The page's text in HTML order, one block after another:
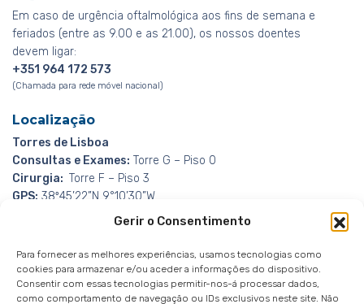
Gerir o Consentimento
Para fornecer as melhores experiências, usamos tecnologias como
cookies para armazenar e/ou aceder a informações do dispositivo.
Consentir com essas tecnologias permitir-nos-á processar dados,
como comportamento de navegação ou IDs exclusivos neste site. Não
Em caso de urgência oftalmológica aos fins de semana e
feriados (entre as 9.00 e as 21.00), os nossos doentes
devem ligar:
+351 964 172 573
(Chamada para rede móvel nacional)
Localização
Torres de Lisboa
Consultas e Exames: Torre G – Piso 0
Cirurgia: Torre F – Piso 3
GPS: 38º45’22”N 9°10’30”W